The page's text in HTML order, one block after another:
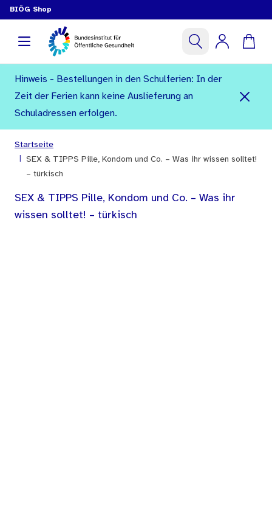
BIÖG Shop
Hinweis - Bestellungen in den Schulferien: In der
Zeit der Ferien kann keine Auslieferung an
Schuladressen erfolgen.
Startseite
SEX & TIPPS Pille, Kondom und Co. – Was ihr wissen solltet!
– türkisch
SEX & TIPPS Pille, Kondom und Co. – Was ihr
wissen solltet! – türkisch